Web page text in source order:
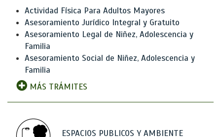
Actividad Física Para Adultos Mayores
Asesoramiento Jurídico Integral y Gratuito
Asesoramiento Legal de Niñez, Adolescencia y
Familia
Asesoramiento Social de Niñez, Adolescencia y
Familia
MÁS TRÁMITES
ESPACIOS PUBLICOS Y AMBIENTE